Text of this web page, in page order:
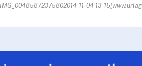
IMG_00485872375802014-11-04-13-